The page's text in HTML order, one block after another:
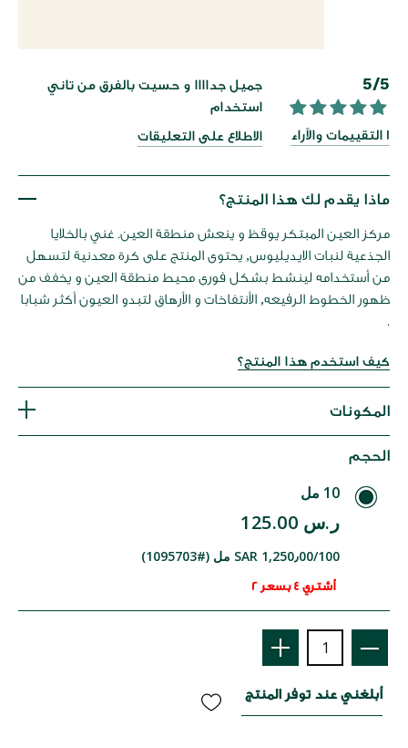
بداية
معرض
5/5
100
% of
100 1 التقييمات والآراء
جميل جداااا و حسيت بالفرق من تاني
استخدام
الاطلاع على التعليقات
ماذا يقدم لك هذا المنتج؟
مركز العين المبتكر يوقظ و ينعش منطقة العين. غني بالخلايا
الجذعية لنبات الايديليوس, يحتوى المنتج على كرة معدنية لتسهل
من أستخدامه لينشط بشكل فورى محيط منطقة العين و يخفف من
ظهور الخطوط الرفيعه, الأنتفاخات و الأرهاق لتبدو العيون أكثر شبابا
.
كيف استخدم هذا المنتج؟
المكونات
الحجم
10 مل
ر.س 125.00
SAR 1,250٫00/100 مل (#1095703)
أشتري 4 بسعر 2
أبلغني عند توفر المنتج